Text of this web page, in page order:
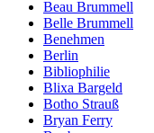
Beau Brummell
Belle Brummell
Benehmen
Berlin
Bibliophilie
Blixa Bargeld
Botho Strauß
Bryan Ferry